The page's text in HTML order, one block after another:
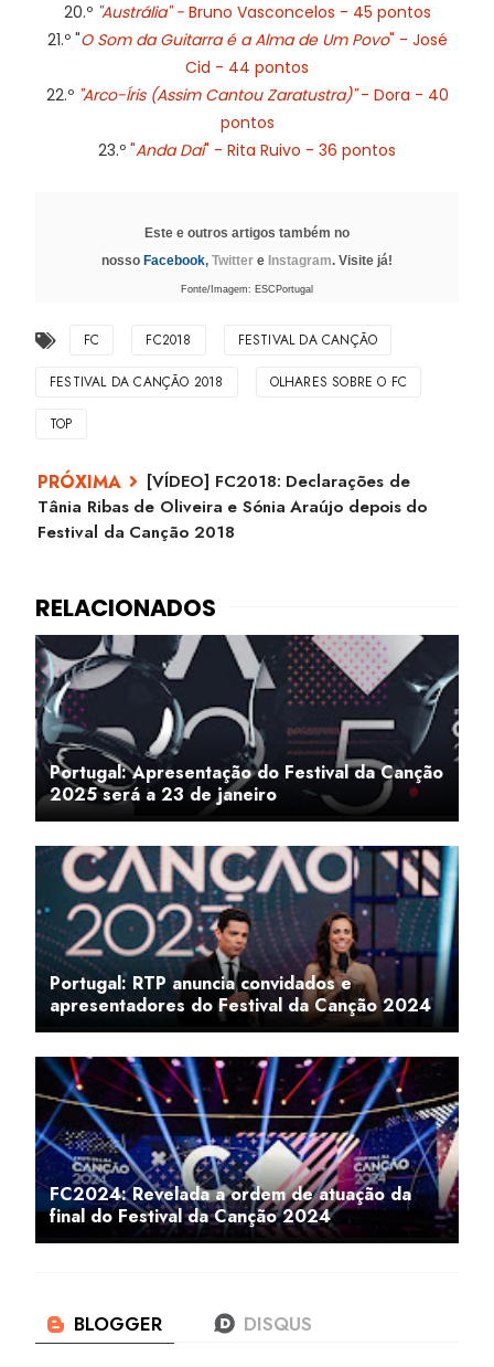
20.º "Austrália" - Bruno Vasconcelos - 45 pontos
21.º "O Som da Guitarra é a Alma de Um Povo" - José
Cid - 44 pontos
22.º "Arco-Íris (Assim Cantou Zaratustra)"- Dora - 40
pontos
23.º "Anda Daí" - Rita Ruivo - 36 pontos
Este e outros artigos também no
nosso Facebook, Twitter e Instagram. Visite já!
Fonte/Imagem: ESCPortugal
FC FC2018 FESTIVAL DA CANÇÃO
FESTIVAL DA CANÇÃO 2018 OLHARES SOBRE O FC
TOP
[VÍDEO] FC2018: Declarações de
Tânia Ribas de Oliveira e Sónia Araújo depois do
Festival da Canção 2018
Portugal: Apresentação do Festival da Canção
2025 será a 23 de janeiro
Portugal: RTP anuncia convidados e
apresentadores do Festival da Canção 2024
FC2024: Revelada a ordem de atuação da
final do Festival da Canção 2024